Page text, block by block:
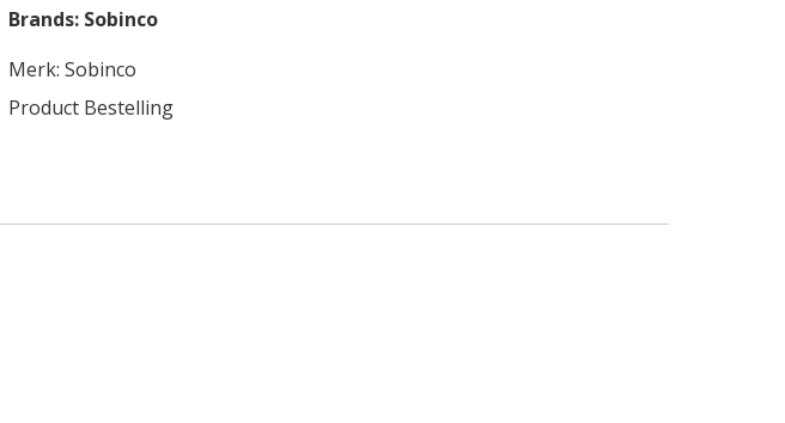
Brands: Sobinco
Merk: Sobinco
Product Bestelling